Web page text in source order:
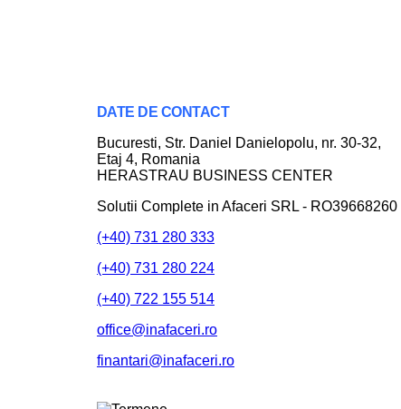
DATE DE CONTACT
Bucuresti, Str. Daniel Danielopolu, nr. 30-32,
Etaj 4, Romania
HERASTRAU BUSINESS CENTER
Solutii Complete in Afaceri SRL - RO39668260
(+40) 731 280 333
(+40) 731 280 224
(+40) 722 155 514
office@inafaceri.ro
finantari@inafaceri.ro